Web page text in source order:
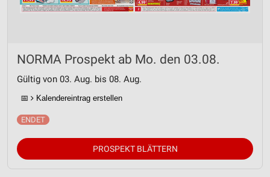
NORMA Prospekt ab Mo. den 03.08.
Gültig von 03. Aug. bis 08. Aug.
📅 Kalendereintrag erstellen
PROSPEKT BLÄTTERN